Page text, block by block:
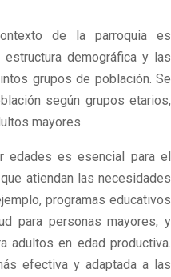
de la parroquia es
demográfica y las
grupos de población. Se
según grupos etarios,
mayores.
edades es esencial para el
atiendan las necesidades
programas educativos
para personas mayores, y
adultos en edad productiva.
efectiva y adaptada a las